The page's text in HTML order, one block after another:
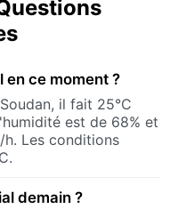
en ce moment ?
il fait 25°C
est de 68% et
Les conditions
demain ?